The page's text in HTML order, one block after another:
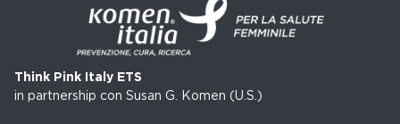
Think Pink Italy ETS
in partnership con Susan G. Komen (U.S.)